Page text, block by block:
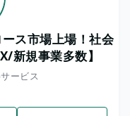
ス市場上場！社会
新規事業多数】
ービス